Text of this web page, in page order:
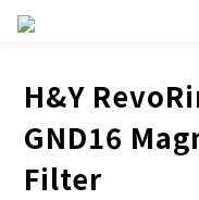
H&Y
GND16
Filter